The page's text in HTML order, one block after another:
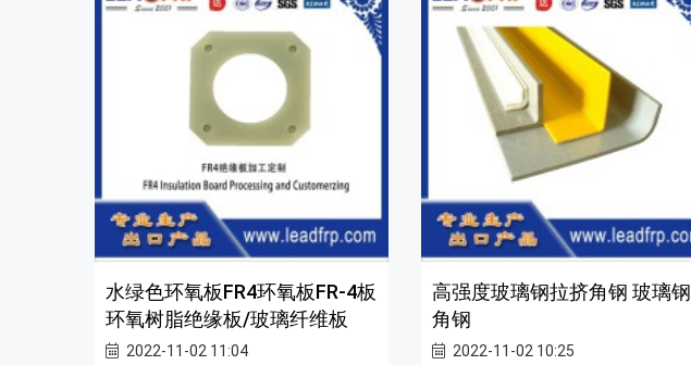
水绿色环氧板FR4环氧板FR-4板
环氧树脂绝缘板/玻璃纤维板
2022-11-02 11:04
高强度玻璃钢拉挤角钢 玻璃钢
角钢
2022-11-02 10:25